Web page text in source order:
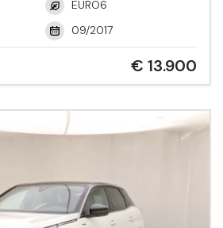
EURO6
09/2017
€ 13.900